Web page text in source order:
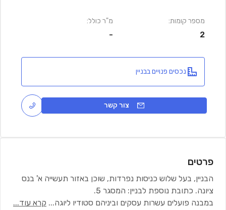
מספר קומות:
2
מ"ר כולל:
-
נכסים פנויים בבניין
צור קשר
פרטים
הבניין, בעל שלוש כניסות נפרדות, שוכן באזור תעשייה א' בנס
ציונה. כתובת נוספת לבניין: המסגר 5.
במבנה פועלים עשרות עסקים וביניהם סטודיו ליוגה... קרא עוד...